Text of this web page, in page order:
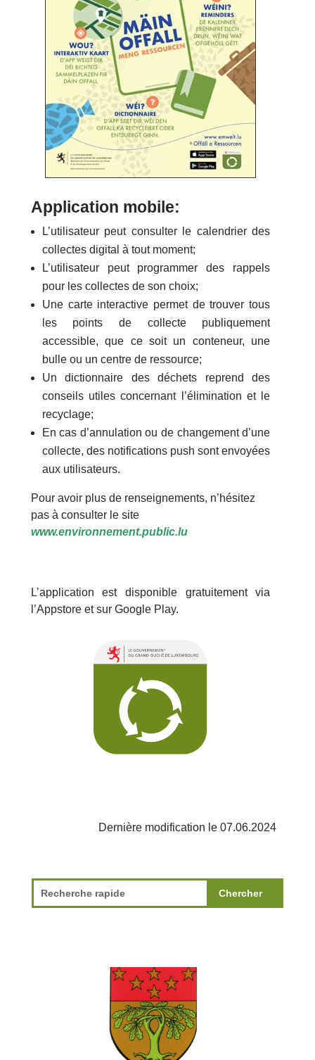
Application mobile:
L’utilisateur peut consulter le calendrier des
collectes digital à tout moment;
L’utilisateur peut programmer des rappels
pour les collectes de son choix;
Une carte interactive permet de trouver tous
les points de collecte publiquement
accessible, que ce soit un conteneur, une
bulle ou un centre de ressource;
Un dictionnaire des déchets reprend des
conseils utiles concernant l’élimination et le
recyclage;
En cas d’annulation ou de changement d’une
collecte, des notifications push sont envoyées
aux utilisateurs.
Pour avoir plus de renseignements, n’hésitez
pas à consulter le site
www.environnement.public.lu
L’application est disponible gratuitement via
l’Appstore et sur Google Play.
Dernière modification le 07.06.2024